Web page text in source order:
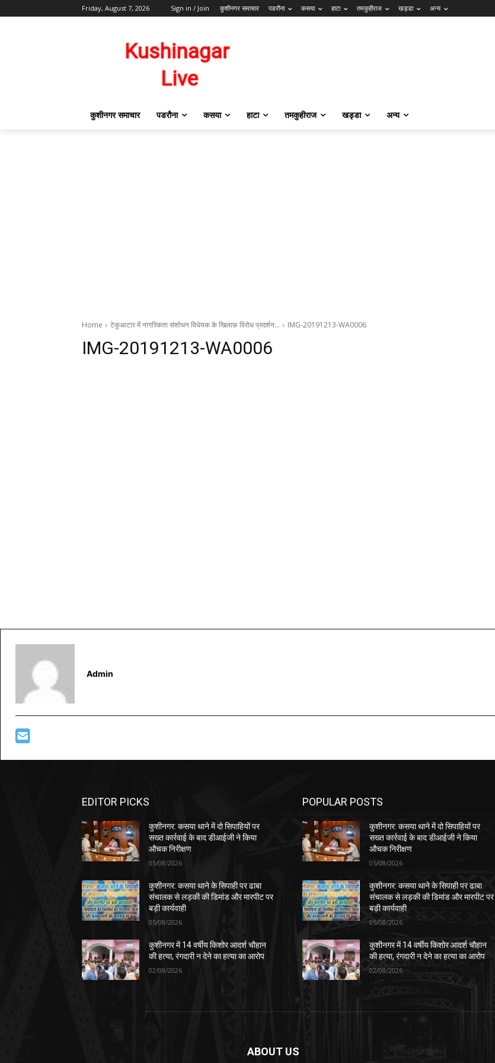
Friday, August 7, 2026 Sign in / Join कुशीनगर समाचार पडरौना कसया हाटा तमकुहीराज खड्डा अन्य
कुशीनगर समाचार पडरौना कसया हाटा तमकुहीराज खड्डा अन्य
Home टेकुआटार में नागरिकता संशोधन विधेयक के खिलाफ़ विरोध प्रदर्शन… IMG-20191213-WA0006
IMG-20191213-WA0006
Admin
EDITOR PICKS
कुशीनगर: कसया थाने में दो सिपाहियों पर
सख्त कार्रवाई के बाद डीआईजी ने किया
औचक निरीक्षण
05/08/2026
कुशीनगर: कसया थाने के सिपाही पर ढाबा
संचालक से लड़की की डिमांड और मारपीट पर
बड़ी कार्यवाही
05/08/2026
कुशीनगर में 14 वर्षीय किशोर आदर्श चौहान
की हत्या, रंगदारी न देने का हत्या का आरोप
02/08/2026
POPULAR POSTS
कुशीनगर: कसया थाने में दो सिपाहियों पर
सख्त कार्रवाई के बाद डीआईजी ने किया
औचक निरीक्षण
05/08/2026
कुशीनगर: कसया थाने के सिपाही पर ढाबा
संचालक से लड़की की डिमांड और मारपीट पर
बड़ी कार्यवाही
05/08/2026
कुशीनगर में 14 वर्षीय किशोर आदर्श चौहान
की हत्या, रंगदारी न देने का हत्या का आरोप
02/08/2026
ABOUT US